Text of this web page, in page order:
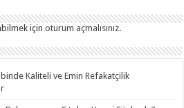
içinoturum açmalısınız.
Kaliteli ve Emin Refakatçilik